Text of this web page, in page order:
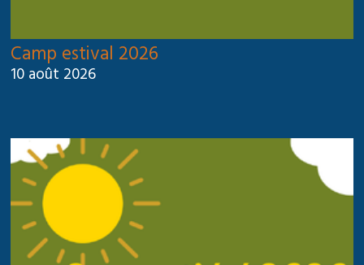
Camp estival 2026
10 août 2026